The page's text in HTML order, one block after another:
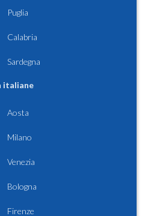
Puglia
Calabria
Sardegna
italiane
Aosta
Milano
Venezia
Bologna
Firenze